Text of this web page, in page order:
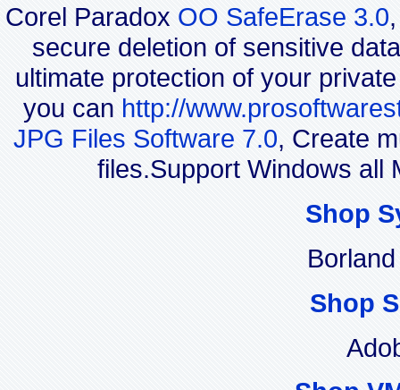
Corel Paradox OO SafeErase 3.0
secure deletion of sensitive
ultimate protection of your
you can http://
JPG Files Software 7.0, Create
files.Support Windows all
Shop
Shop